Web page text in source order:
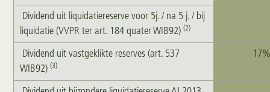
Dividend uit liquidatiereserve voor 5j. / na 5 j. / bij
liquidatie (VVPR ter art. 184 quater WIB92)(2)
Dividend uit vastgeklikte reserves (art. 537
WIB92)(3)